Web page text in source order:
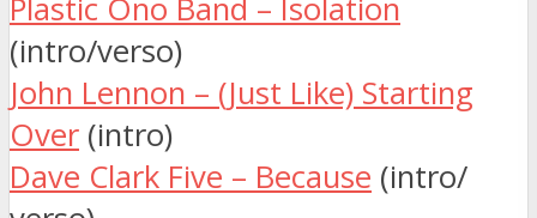
Plastic Ono Band – Isolation
(intro/verso)
John Lennon – (Just Like) Starting
Over (intro)
Dave Clark Five – Because (intro/